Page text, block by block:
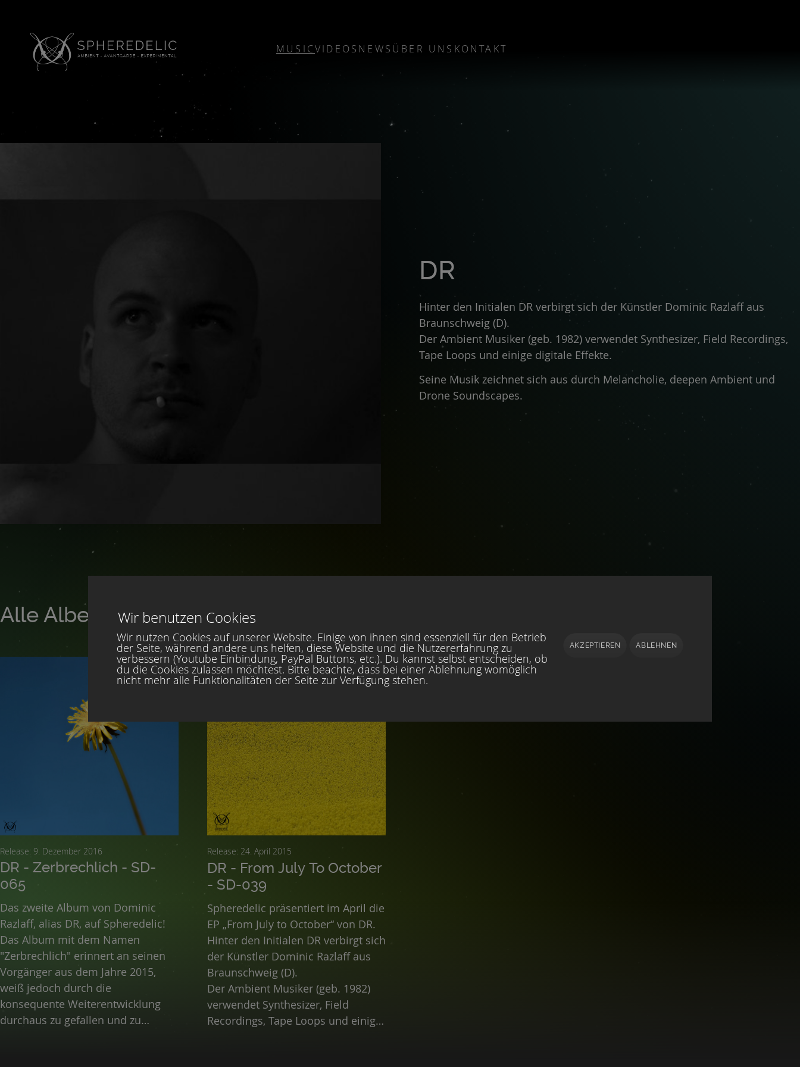
MUSICVIDEOS NEWS ÜBER UNS KONTAKT
DR
Hinter den Initialen DR verbirgt sich der Künstler Dominic Razlaff aus
Braunschweig (D).
Der Ambient Musiker (geb. 1982) verwendet Synthesizer, Field Recordings,
Tape Loops und einige digitale Effekte.
Seine Musik zeichnet sich aus durch Melancholie, deepen Ambient und
Drone Soundscapes.
Alle Alben von DR
Release: 9. Dezember 2016
DR - Zerbrechlich - SD-
065
Das zweite Album von Dominic
Razlaff, alias DR, auf Spheredelic!
Das Album mit dem Namen
"Zerbrechlich" erinnert an seinen
Vorgänger aus dem Jahre 2015,
weiß jedoch durch die
konsequente Weiterentwicklung
durchaus zu gefallen und zu
Release: 24. April 2015
DR - From July To October
- SD-039
Spheredelic präsentiert im April die
EP „From July to October“ von DR.
Hinter den Initialen DR verbirgt sich
der Künstler Dominic Razlaff aus
Braunschweig (D).
Der Ambient Musiker (geb. 1982)
verwendet Synthesizer, Field
Recordings, Tape Loops und einige
Wir benutzen Cookies
Wir nutzen Cookies auf unserer Website. Einige von ihnen sind essenziell für den Betrieb
der Seite, während andere uns helfen, diese Website und die Nutzererfahrung zu
verbessern (Youtube Einbindung, PayPal Buttons, etc.). Du kannst selbst entscheiden, ob
du die Cookies zulassen möchtest. Bitte beachte, dass bei einer Ablehnung womöglich
nicht mehr alle Funktionalitäten der Seite zur Verfügung stehen.
AKZEPTIEREN ABLEHNEN